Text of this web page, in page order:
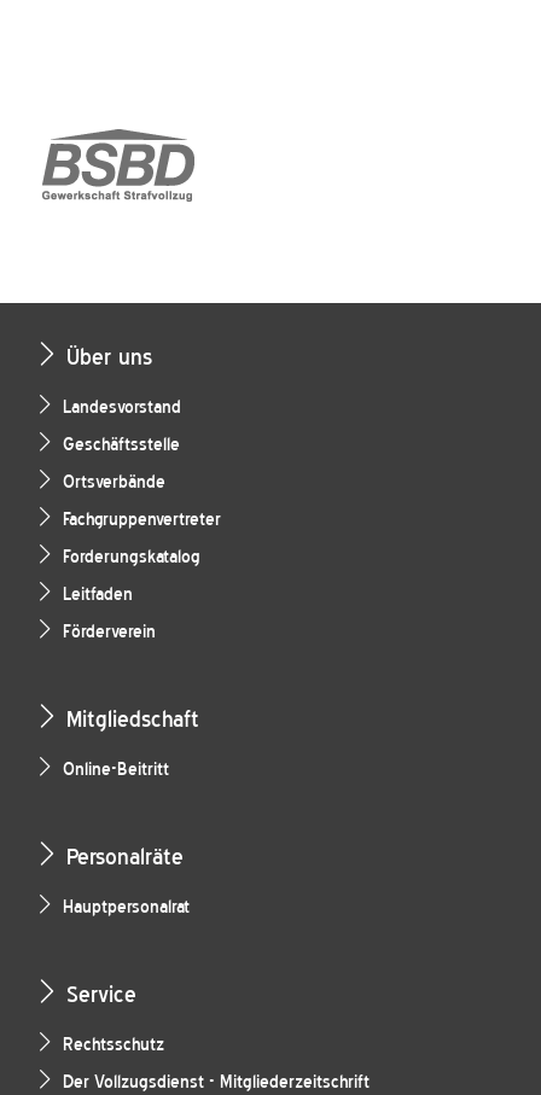
Über uns
Landesvorstand
Geschäftsstelle
Ortsverbände
Fachgruppenvertreter
Forderungskatalog
Leitfaden
Förderverein
Mitgliedschaft
Online-Beitritt
Personalräte
Hauptpersonalrat
Service
Rechtsschutz
Der Vollzugsdienst - Mitgliederzeitschrift